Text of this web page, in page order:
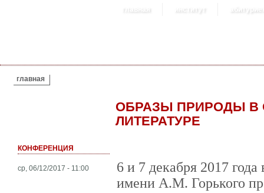
главная институт
ВЫ ЗДЕСЬ
главная
ОБРАЗЫ ПРИРОДЫ В
ЛИТЕРАТУРЕ
КОНФЕРЕНЦИЯ
ср, 06/12/2017 - 11:00
6 и 7 декабря 2017
имени А.М. Горького